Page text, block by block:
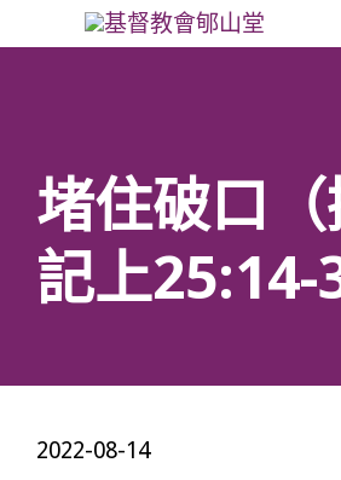
堵住破口
記上25:14-
2022-08-14